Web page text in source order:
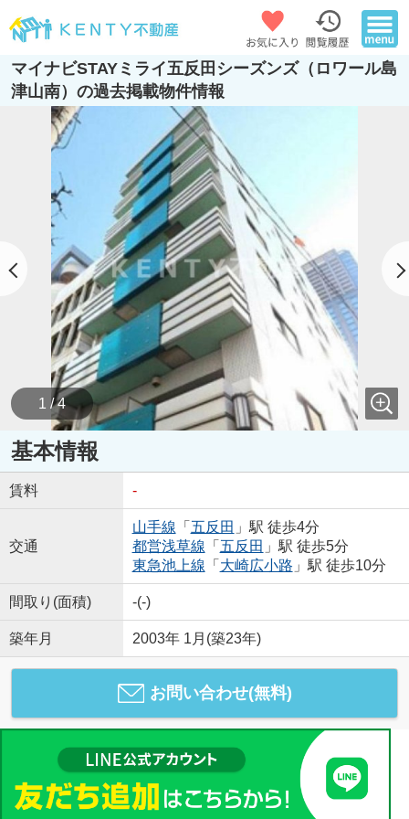
マイナビSTAYミライ五反田シーズンズ（ロワール島
津山南）の過去掲載物件情報
1 / 4
基本情報
賃料 -
交通
山手線 「 五反田 」駅 徒歩4分
都営浅草線 「 五反田 」駅 徒歩5分
東急池上線 「 大崎広小路 」駅 徒歩10分
間取り(面積) -(-)
築年月 2003年 1月(築23年)
お問い合わせ(無料)